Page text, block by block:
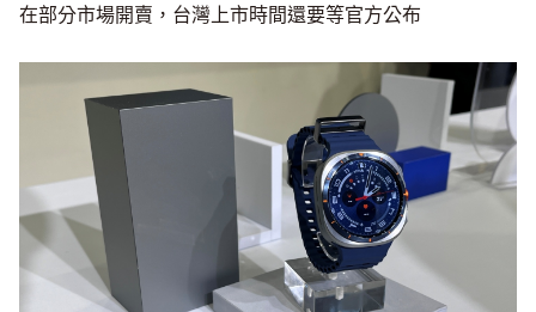
在部分市場開賣，台灣上市時間還要等官方公布